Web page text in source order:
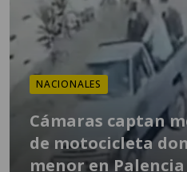
NACIONALES
Cámaras captan
de motocicleta
menor en Palencia